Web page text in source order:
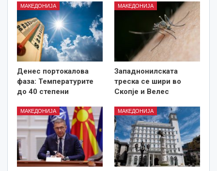
МАКЕДОНИЈА
Денес портокалова
фаза: Температурите
до 40 степени
МАКЕДОНИЈА
Западнонилската
треска се шири во
Скопје и Велес
МАКЕДОНИЈА МАКЕДОНИЈА